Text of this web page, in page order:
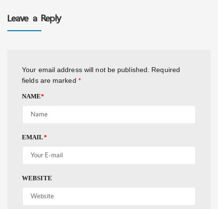
Leave a Reply
Your email address will not be published.
Required
fields are marked *
NAME*
EMAIL*
WEBSITE